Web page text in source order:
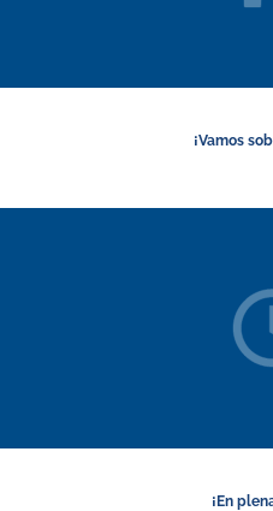
¡Vamos
¡En